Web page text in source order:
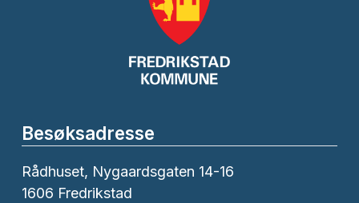
Besøksadresse
Rådhuset, Nygaardsgaten 14-16
1606 Fredrikstad